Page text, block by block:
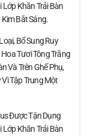
Lớp Khăn Trải Bàn
Bắt Sáng.
Bổ Sung Ruy
Tươi Tông Trắng
Và Trên Ghế Phụ,
Tập Trung Một
Được Tận Dụng
Lớp Khăn Trải Bàn